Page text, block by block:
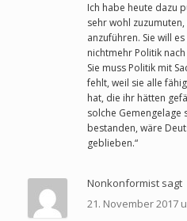
Ich habe heute dazu
sehr wohl
anzuführen. Sie will
nichtmehr Politik
Sie muss Politik mit
fehlt, weil sie alle
hat, die ihr hätten
solche Gemengelage
bestanden, wäre
geblieben.“
Nonkonformist sagt
21. November 2017